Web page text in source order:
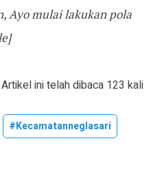
Ayo mulai lakukan pola
Artikel ini telah dibaca 123 kali
#kecamatanneglasari